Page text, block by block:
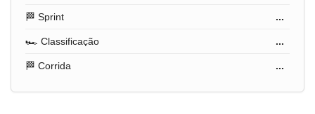
🏁 Sprint ...
🏎️ Classificação ...
🏁 Corrida ...